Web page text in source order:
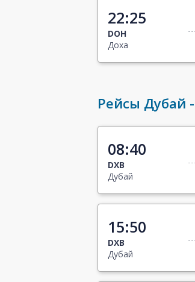
22:25
DOH
Доха
Рейсы Дубай
08:40
DXB
Дубай
15:50
DXB
Дубай